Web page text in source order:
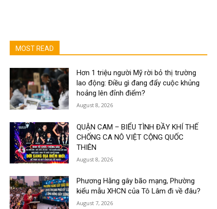
MOST READ
Hơn 1 triệu người Mỹ rời bỏ thị trường
lao động: Điều gì đang đẩy cuộc khủng
hoảng lên đỉnh điểm?
August 8, 2026
QUẬN CAM – BIỂU TÌNH ĐẦY KHÍ THẾ
CHỐNG CA NÔ VIỆT CỘNG QUỐC
THIÊN
August 8, 2026
Phương Hằng gây bão mạng, Phường
kiểu mẫu XHCN của Tô Lâm đi về đâu?
August 7, 2026